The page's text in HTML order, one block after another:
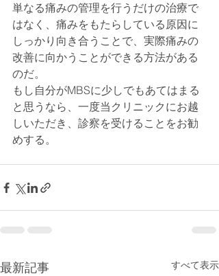
単なる痛みの管理を行うだけの治療で
はなく、痛みをもたらしている原因に
しっかり向き合うことで、実際痛みの
改善に向かうことができる方法がある
のだ。
もし自分がMBSに少しでもあてはまる
と思うなら、一度当クリニックにお越
しいただき、診察を受けることをお勧
めする。
最新記事 すべて表示